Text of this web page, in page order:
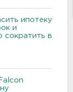
ипотеку
и
сократить в